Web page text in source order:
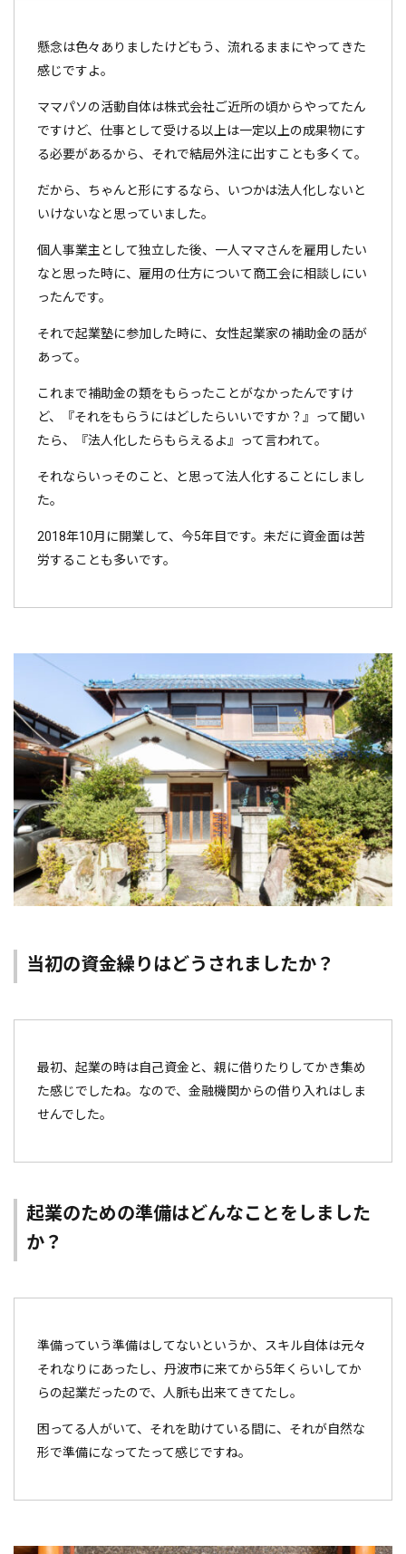
懸念は色々ありましたけどもう、流れるままにやってきた
感じですよ。
ママパソの活動自体は株式会社ご近所の頃からやってたん
ですけど、仕事として受ける以上は一定以上の成果物にす
る必要があるから、それで結局外注に出すことも多くて。
だから、ちゃんと形にするなら、いつかは法人化しないと
いけないなと思っていました。
個人事業主として独立した後、一人ママさんを雇用したい
なと思った時に、雇用の仕方について商工会に相談しにい
ったんです。
それで起業塾に参加した時に、女性起業家の補助金の話が
あって。
これまで補助金の類をもらったことがなかったんですけ
ど、『それをもらうにはどしたらいいですか？』って聞い
たら、『法人化したらもらえるよ』って言われて。
それならいっそのこと、と思って法人化することにしまし
た。
2018年10月に開業して、今5年目です。未だに資金面は苦
労することも多いです。
当初の資金繰りはどうされましたか？
最初、起業の時は自己資金と、親に借りたりしてかき集め
た感じでしたね。なので、金融機関からの借り入れはしま
せんでした。
起業のための準備はどんなことをしました
か？
準備っていう準備はしてないというか、スキル自体は元々
それなりにあったし、丹波市に来てから5年くらいしてか
らの起業だったので、人脈も出来てきてたし。
困ってる人がいて、それを助けている間に、それが自然な
形で準備になってたって感じですね。